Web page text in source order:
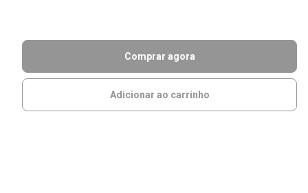
Comprar agora
Adicionar ao carrinho